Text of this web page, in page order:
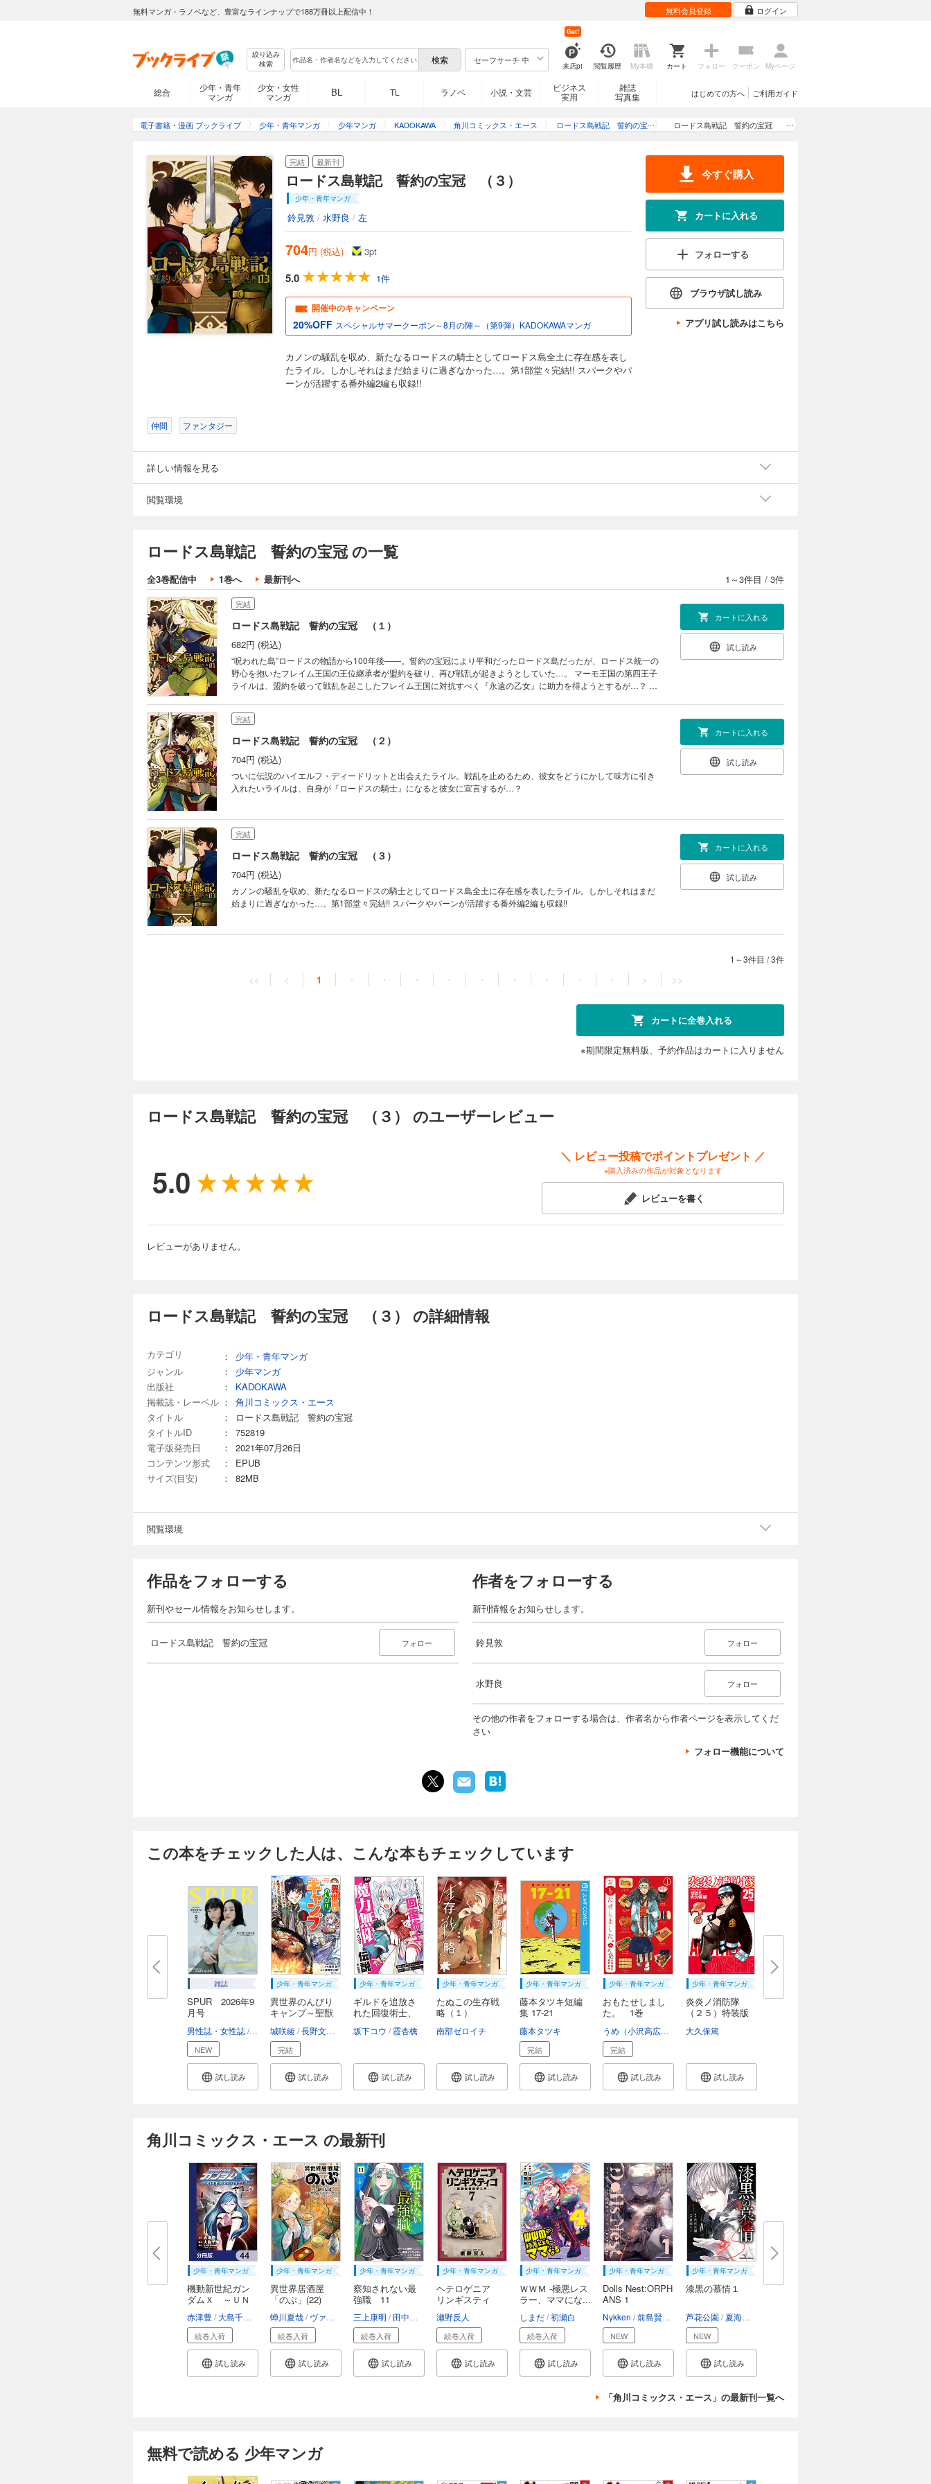
無料マンガ・ラノベなど、豊富なラインナップで188万冊以上配信中！ 無料会員登録 ログイン
絞り込み
検索
セーフサーチ 中
来店pt
Get!
閲覧履歴 My本棚 カート フォロー クーポン Myページ
総合
少年・青年
マンガ
少女・女性
マンガ
BL TL ラノベ 小説・文芸
ビジネス
実用
雑誌
写真集
ご利用ガイド
はじめての方へ
電子書籍・漫画 ブックライブ 少年・青年マンガ 少年マンガ KADOKAWA 角川コミックス・エース
ロードス島戦記 誓約の宝
ロードス島戦記 誓約の宝冠
完結
最新刊
ロードス島戦記 誓約の宝冠 （３）
少年・青年マンガ
鈴見敦 / 水野良 / 左
704円 (税込) 3pt
5.0 1件
開催中のキャンペーン
20%OFF スペシャルサマークーポン～8月の陣～（第9弾）KADOKAWAマンガ
カノンの騒乱を収め、新たなるロードスの騎士としてロードス島全土に存在感を表し
たライル。しかしそれはまだ始まりに過ぎなかった…。第1部堂々完結!! スパークやパ
ーンが活躍する番外編2編も収録!!
今すぐ購入
カートに入れる
フォローする
ブラウザ試し読み
アプリ試し読みはこちら
仲間 ファンタジー
詳しい情報を見る
閲覧環境
ロードス島戦記 誓約の宝冠 の一覧
全3巻配信中 1巻へ 最新刊へ 1～3件目 / 3件
完結
ロードス島戦記 誓約の宝冠 （１）
682円 (税込)
“呪われた島”ロードスの物語から100年後――。誓約の宝冠により平和だったロードス島だったが、ロードス統一の
野心を抱いたフレイム王国の王位継承者が盟約を破り、再び戦乱が起きようとしていた…。 マーモ王国の第四王子
ライルは、盟約を破って戦乱を起こしたフレイム王国に対抗すべく『永遠の乙女』に助力を得ようとするが…？ 戦
スの騎士」を巡る冒険の旅が今、はじまる!
カートに入れる
試し読み
完結
ロードス島戦記 誓約の宝冠 （２）
704円 (税込)
ついに伝説のハイエルフ・ディードリットと出会えたライル。戦乱を止めるため、彼女をどうにかして味方に引き
入れたいライルは、自身が『ロードスの騎士』になると彼女に宣言するが…？
カートに入れる
試し読み
完結
ロードス島戦記 誓約の宝冠 （３）
704円 (税込)
カノンの騒乱を収め、新たなるロードスの騎士としてロードス島全土に存在感を表したライル。しかしそれはまだ
始まりに過ぎなかった…。第1部堂々完結!! スパークやパーンが活躍する番外編2編も収録!!
カートに入れる
試し読み
1～3件目 /3件
<< < 1 ・ ・ ・ ・ ・ ・ ・ ・ ・ > >>
カートに全巻入れる
※期間限定無料版、予約作品はカートに入りません
ロードス島戦記 誓約の宝冠 （３） のユーザーレビュー
5.0
＼ レビュー投稿でポイントプレゼント ／
※購入済みの作品が対象となります
レビューを書く
レビューがありません。
ロードス島戦記 誓約の宝冠 （３） の詳細情報
カテゴリ ：
少年・青年マンガ
ジャンル
：
少年マンガ
出版社
：
KADOKAWA
掲載誌・レーベル ：
角川コミックス・エース
タイトル
：
ロードス島戦記 誓約の宝冠
タイトルID
：
752819
電子版発売日
：
2021年07月26日
コンテンツ形式
：
EPUB
サイズ(目安)
： 82MB
閲覧環境
作品をフォローする
新刊やセール情報をお知らせします。
ロードス島戦記 誓約の宝冠 フォロー
作者をフォローする
新刊情報をお知らせします。
鈴見敦 フォロー
水野良 フォロー
その他の作者をフォローする場合は、作者名から作者ページを表示してくだ
さい
フォロー機能について
この本をチェックした人は、こんな本もチェックしています
雑誌
SPUR 2026年9
月号
男性誌・女性誌 女性誌
NEW
試し読み
少年・青年マンガ
異世界のんびり
キャンプ～聖獣
城咲綾 長野文三郎
完結
試し読み
少年・青年マンガ
ギルドを追放さ
れた回復術士、
坂下コウ 霞杏檎
試し読み
少年・青年マンガ
たぬこの生存戦
略（１）
南部ゼロイチ
試し読み
少年・青年マンガ
藤本タツキ短編
集 17-21
藤本タツキ
完結
試し読み
少年・青年マンガ
おもたせしまし
た。 1巻
完結
試し読み
少年・青年マンガ
炎炎ノ消防隊
（２５）特装版
大久保篤
試し読み
角川コミックス・エース の最新刊
少年・青年マンガ
機動新世紀ガン
ダムＸ ～ＵＮ
赤津豊 大島千歳 矢立肇・富野由悠季
続巻入荷
試し読み
少年・青年マンガ
異世界居酒屋
「のぶ」(22)
蝉川夏哉 ヴァージニア二等兵 転
続巻入荷
試し読み
少年・青年マンガ
察知されない最
強職 11
三上康明 田中インサイダー 八城惺架 イマジカインフォス
続巻入荷
試し読み
少年・青年マンガ
ヘテロゲニア
リンギスティ
瀬野反人
続巻入荷
試し読み
少年・青年マンガ
ＷＷＭ -極悪レス
ラー、ママにな...
しまだ 初瀬白
続巻入荷
試し読み
少年・青年マンガ
Dolls Nest:ORPH
ANS 1
Nykken 前島賢 ニトロプラス
NEW
試し読み
少年・青年マンガ
漆黒の慕情１
芦花公園 夏海ケイ
NEW
試し読み
「角川コミックス・エース」の最新刊一覧へ
無料で読める 少年マンガ